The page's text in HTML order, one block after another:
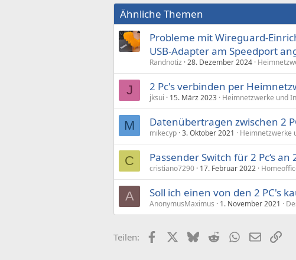
Ähnliche Themen
Probleme mit Wireguard-
USB-Adapter am Speedport
Randnotiz 28. Dezember 2024
J 2 Pc's verbinden per
jksui 15. März 2023 Heimnetzwerke und
M Datenübertragen zwischen 2
mikecyp 3. Oktober 2021 Heimnetzwerke
C Passender Switch für 2 Pc‘s
cristiano7290 17. Februar 2022
A Soll ich einen von den 2 PC's
AnonymusMaximus 1. November 2021
Teilen: FacebookX (Twitter)
BlueskyRedditWhatsApp
E-MailLink